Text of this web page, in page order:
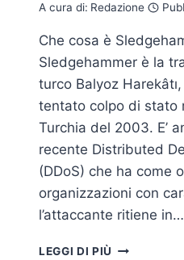
A cura di: Redazione
Che cosa è
Sledgehammer è la
turco Balyoz
tentato colpo di stato
Turchia del 2003. E’
recente Distributed
(DDoS) che ha come
organizzazioni con
l’attaccante ritiene in…
LEGGI DI PIÙ